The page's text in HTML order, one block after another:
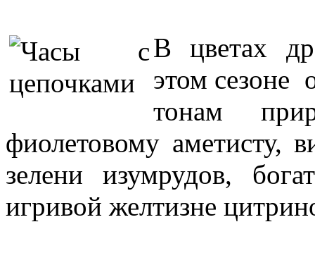
В цветах
этом сезоне
тонам
фиолетовому аметисту,
зелени изумрудов,
игривой желтизне